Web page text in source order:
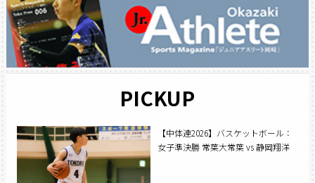
PICKUP
【中体連2026】バスケットボール：
女子準決勝 常葉大常葉 vs 静岡翔洋